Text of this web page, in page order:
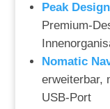
Peak
Premium-
Nomatic
erweiterbar,
USB-Port